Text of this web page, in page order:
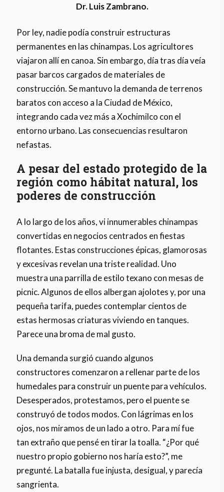
Dr. Luis Zambrano.
Por ley, nadie podía construir estructuras
permanentes en las chinampas. Los agricultores
viajaron allí en canoa. Sin embargo, día tras día veía
pasar barcos cargados de materiales de
construcción. Se mantuvo la demanda de terrenos
baratos con acceso a la Ciudad de México,
integrando cada vez más a Xochimilco con el
entorno urbano. Las consecuencias resultaron
nefastas.
A pesar del estado protegido de la
región como hábitat natural, los
poderes de construcción
A lo largo de los años, vi innumerables chinampas
convertidas en negocios centrados en fiestas
flotantes. Estas construcciones épicas, glamorosas
y excesivas revelan una triste realidad. Uno
muestra una parrilla de estilo texano con mesas de
picnic. Algunos de ellos albergan ajolotes y, por una
pequeña tarifa, puedes contemplar cientos de
estas hermosas criaturas viviendo en tanques.
Parece una broma de mal gusto.
Una demanda surgió cuando algunos
constructores comenzaron a rellenar parte de los
humedales para construir un puente para vehículos.
Desesperados, protestamos, pero el puente se
construyó de todos modos. Con lágrimas en los
ojos, nos miramos de un lado a otro. Para mí fue
tan extraño que pensé en tirar la toalla. “¿Por qué
nuestro propio gobierno nos haría esto?”, me
pregunté. La batalla fue injusta, desigual, y parecía
sangrienta.